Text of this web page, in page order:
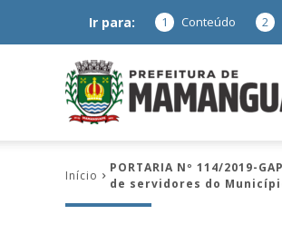
Ir para: 1 Conteúdo 2
Início
PORTARIA Nº 114/2019-
de servidores do